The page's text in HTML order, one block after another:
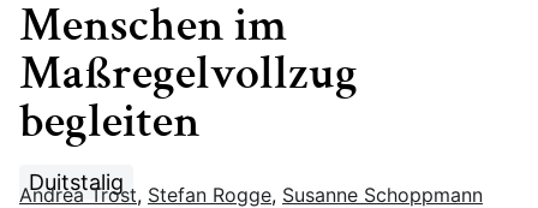
Menschen im
Maßregelvollzug
begleiten
Duitstalig
Andrea Trost, Stefan Rogge, Susanne Schoppmann